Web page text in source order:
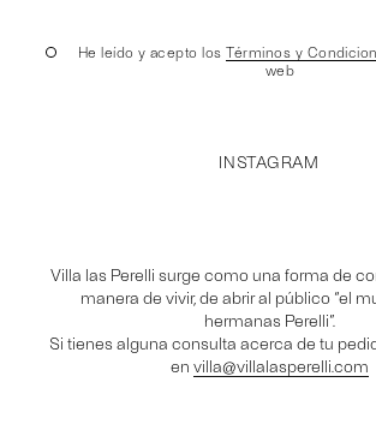
He leído y acepto losTérminos y
web
INSTAGRAM
Villa las Perelli surge como una forma de
manera de vivir, de abrir al público “el
hermanas Perelli”.
Si tienes alguna consulta acerca de tu
en villa@villalasperelli.com